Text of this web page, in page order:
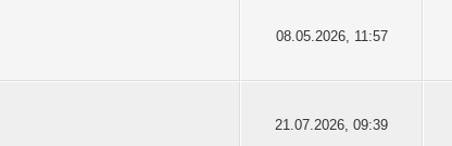
08.05.2026, 11:57
21.07.2026, 09:39